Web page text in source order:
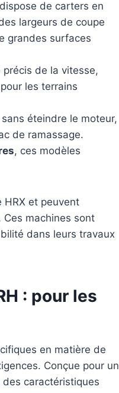
de carters en
largeurs de coupe
grandes surfaces
de la vitesse,
les terrains
éteindre le moteur,
de ramassage.
, ces modèles
HRX et peuvent
Ces machines sont
dans leurs travaux
: pour les
en matière de
Conçue pour un
caractéristiques